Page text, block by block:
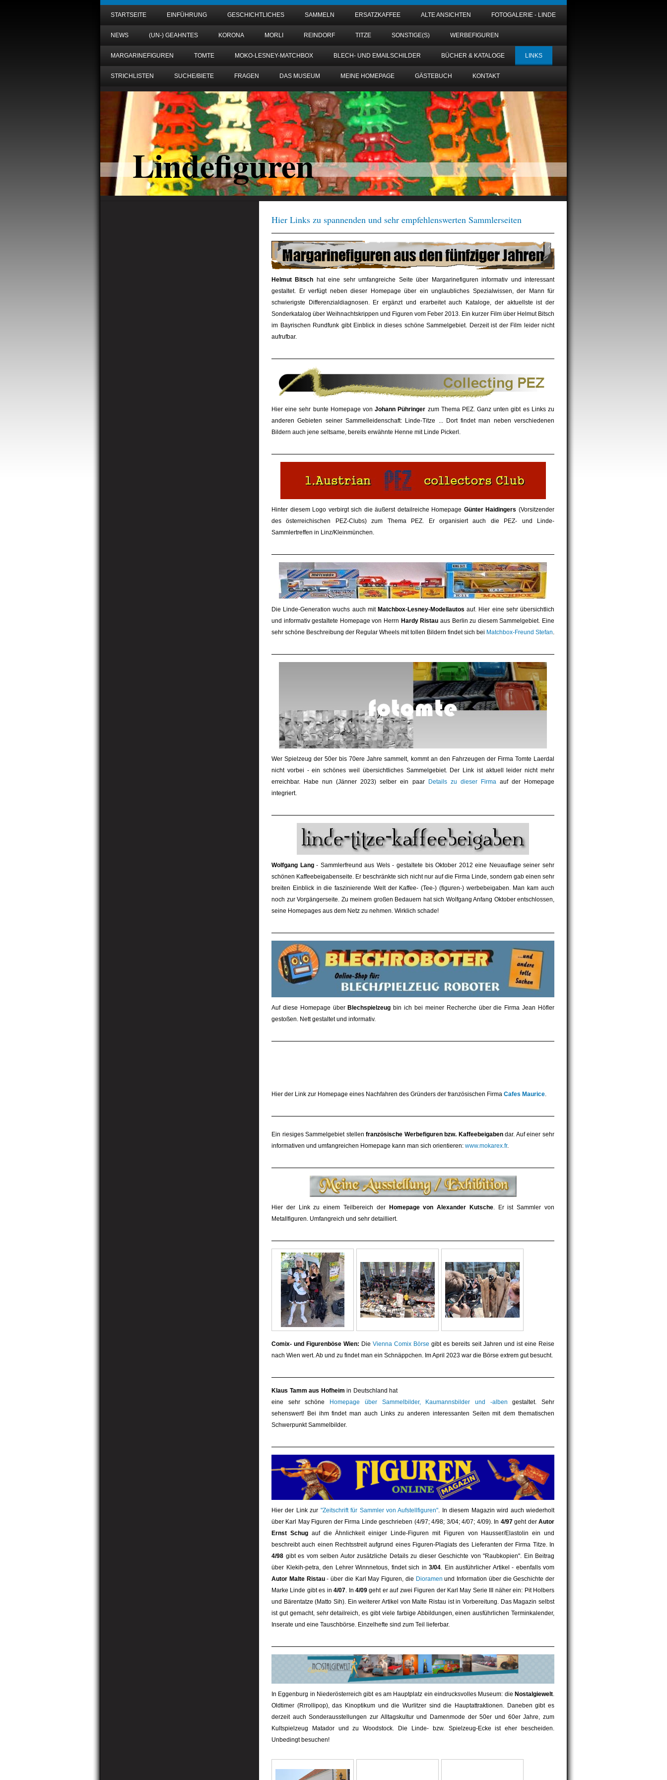
STARTSEITE EINFÜHRUNG GESCHICHTLICHES SAMMELN ERSATZKAFFEE ALTE ANSICHTEN FOTOGALERIE - LINDE
NEWS (UN-) GEAHNTES KORONA MORLI REINDORF TITZE SONSTIGE(S) WERBEFIGUREN
MARGARINEFIGUREN TOMTE MOKO-LESNEY-MATCHBOX BLECH- UND EMAILSCHILDER BÜCHER & KATALOGE LINKS
STRICHLISTEN SUCHE/BIETE FRAGEN DAS MUSEUM MEINE HOMEPAGE GÄSTEBUCH KONTAKT
Lindefiguren
Hier Links zu spannenden und sehr empfehlenswerten Sammlerseiten
Helmut Bitsch hat eine sehr umfangreiche Seite über Margarinefiguren informativ und interessant
gestaltet. Er verfügt neben dieser Homepage über ein unglaubliches Spezialwissen, der Mann für
schwierigste Differenzialdiagnosen. Er ergänzt und erarbeitet auch Kataloge, der aktuellste ist der
Sonderkatalog über Weihnachtskrippen und Figuren vom Feber 2013. Ein kurzer Film über Helmut Bitsch
im Bayrischen Rundfunk gibt Einblick in dieses schöne Sammelgebiet. Derzeit ist der Film leider nicht
aufrufbar.
Hier eine sehr bunte Homepage vonJohann Pühringer zum Thema PEZ. Ganz unten gibt es Links zu
anderen Gebieten seiner Sammelleidenschaft: Linde-Titze ... Dort findet man neben verschiedenen
Bildern auch jene seltsame, bereits erwähnte Henne mit Linde Pickerl.
Hinter diesem Logo verbirgt sich die äußerst detailreiche Homepage Günter Haidingers (Vorsitzender
des österreichischen PEZ-Clubs) zum Thema PEZ. Er organisiert auch die PEZ- und Linde-
Sammlertreffen in Linz/Kleinmünchen.
Die Linde-Generation wuchs auch mit Matchbox-Lesney-Modellautos auf. Hier eine sehr übersichtlich
und informativ gestaltete Homepage von Herrn Hardy Ristau aus Berlin zu diesem Sammelgebiet. Eine
sehr schöne Beschreibung der Regular Wheels mit tollen Bildern findet sich bei Matchbox-Freund Stefan.
Wer Spielzeug der 50er bis 70ere Jahre sammelt, kommt an den Fahrzeugen der Firma Tomte Laerdal
nicht vorbei - ein schönes weil übersichtliches Sammelgebiet. Der Link ist aktuell leider nicht mehr
erreichbar. Habe nun (Jänner 2023) selber ein paar
Details zu dieser Firmaauf der Homepage
integriert.
Wolfgang Lang- Sammlerfreund aus Wels - gestaltete bis Oktober 2012 eine Neuauflage seiner sehr
schönen Kaffeebeigabenseite. Er beschränkte sich nicht nur auf die Firma Linde, sondern gab einen sehr
breiten Einblick in die faszinierende Welt der Kaffee- (Tee-) (figuren-) werbebeigaben. Man kam auch
noch zur Vorgängerseite. Zu meinem großen Bedauern hat sich Wolfgang Anfang Oktober entschlossen,
seine Homepages aus dem Netz zu nehmen. Wirklich schade!
Auf diese Homepage über Blechspielzeug bin ich bei meiner Recherche über die Firma Jean Höfler
gestoßen. Nett gestaltet und informativ.
Hier der Link zur Homepage eines Nachfahren des Gründers der französischen Firma Cafes Maurice.
Ein riesiges Sammelgebiet stellenfranzösische Werbefiguren bzw. Kaffeebeigabendar. Auf einer sehr
informativen und umfangreichen Homepage kann man sich orientieren: www.mokarex.fr.
Hier der Link zu einem Teilbereich der Homepage von Alexander Kutsche. Er ist Sammler von
Metallfiguren. Umfangreich und sehr detailliert.
Comix- und Figurenböse Wien: Die Vienna Comix Börse gibt es bereits seit Jahren und ist eine Reise
nach Wien wert. Ab und zu findet man ein Schnäppchen. Im April 2023 war die Börse extrem gut besucht.
Klaus Tamm aus Hofheim in Deutschland hat
eine sehr schöne
Homepage über Sammelbilder, Kaumannsbilder und -alben gestaltet. Sehr
sehenswert! Bei ihm findet man auch Links zu anderen interessanten Seiten mit dem thematischen
Schwerpunkt Sammelbilder.
Hier der Link zur "Zeitschrift für Sammler von Aufstellfiguren". In diesem Magazin wird auch wiederholt
über Karl May Figuren der Firma Linde geschrieben (4/97; 4/98; 3/04; 4/07; 4/09). In 4/97geht derAutor
Ernst Schugauf die Ähnlichkeit einiger Linde-Figuren mit Figuren von Hausser/Elastolin ein und
beschreibt auch einen Rechtsstreit aufgrund eines Figuren-Plagiats des Lieferanten der Firma Titze. In
4/98 gibt es vom selben Autor zusätzliche Details zu dieser Geschichte von "Raubkopien". Ein Beitrag
über Klekih-petra, den Lehrer Winnnetous, findet sich in 3/04. Ein ausführlicher Artikel - ebenfalls vom
Autor Malte Ristau- über die Karl May Figuren, die Dioramen und Information über die Geschichte der
Marke Linde gibt es in4/07. In4/09 geht er auf zwei Figuren der Karl May Serie III näher ein: Pit Holbers
und Bärentatze (Matto Sih). Ein weiterer Artikel von Malte Ristau ist in Vorbereitung. Das Magazin selbst
ist gut gemacht, sehr detailreich, es gibt viele farbige Abbildungen, einen ausführlichen Terminkalender,
Inserate und eine Tauschbörse. Einzelhefte sind zum Teil lieferbar.
In Eggenburg in Niederösterreich gibt es am Hauptplatz ein eindrucksvolles Museum: die Nostalgiewelt.
Oldtimer (Rrrollipop), das Kinoptikum und die Wurlitzer sind die Hauptattraktionen. Daneben gibt es
derzeit auch Sonderausstellungen zur Alltagskultur und Damenmode der 50er und 60er Jahre, zum
Kultspielzeug Matador und zu Woodstock. Die Linde- bzw. Spielzeug-Ecke ist eher bescheiden.
Unbedingt besuchen!